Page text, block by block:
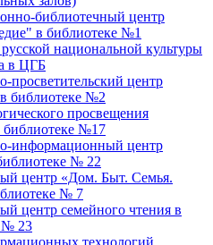
библиотечный центр
в библиотеке №1
национальной культуры
в ЦГБ
просветительский центр
библиотеке №2
просвещения
библиотеке №17
информационный центр
№ 22
центр «Дом. Быт. Семья.
№ 7
центр семейного чтения в
№ 23
технологий